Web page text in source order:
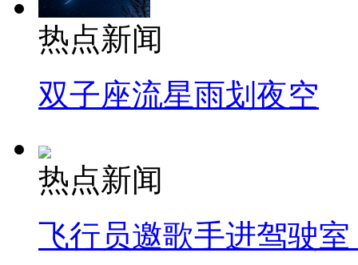
热点新闻
双子座流星雨划夜空
热点新闻
飞行员邀歌手进驾驶